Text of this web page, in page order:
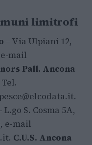
limitrofi
– Via Ulpiani 12,
e-mail
Pall. Ancona
.
L.go S. Cosma 5A,
e-mail
. C.U.S. Ancona